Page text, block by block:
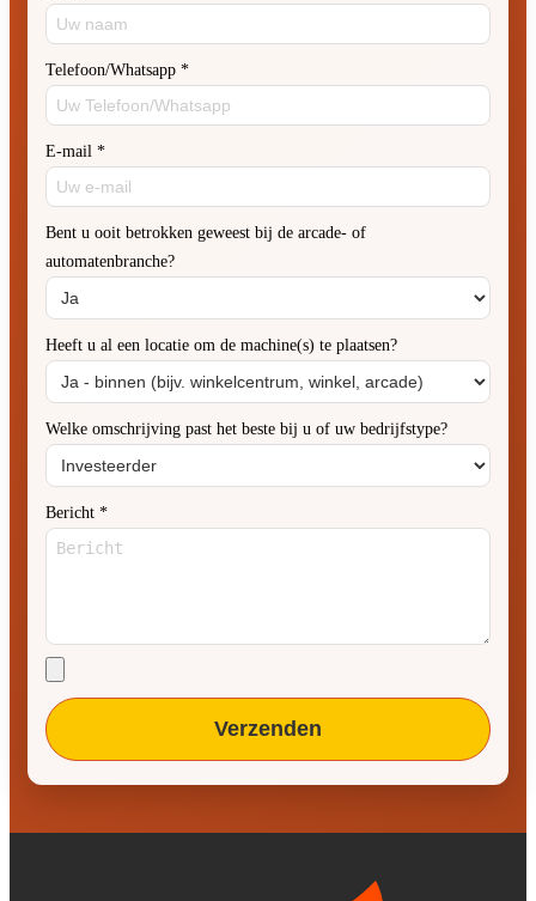
Telefoon/Whatsapp *
E-mail *
Bent u ooit betrokken geweest bij de arcade- of
automatenbranche?
Heeft u al een locatie om de machine(s) te plaatsen?
Welke omschrijving past het beste bij u of uw bedrijfstype?
Bericht *
Verzenden